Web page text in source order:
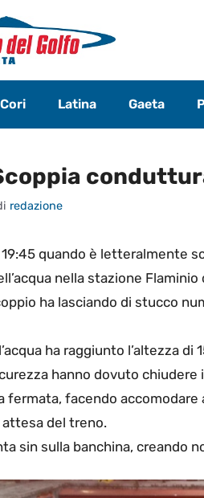
Cori Latina Gaeta
redazione
19:45 quando è letteralmente
nella stazione Flaminio
ha lasciando di stucco
ha raggiunto l’altezza di
hanno dovuto chiudere
fermata, facendo accomodare
del treno.
sin sulla banchina, creando